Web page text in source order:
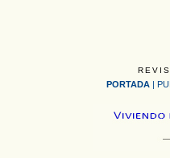
PORTADA |